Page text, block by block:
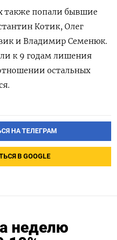
также попали бывшие
Котик, Олег
и Владимир Семенюк.
к 9 годам лишения
остальных
НА ТЕЛЕГРАМ
В GOOGLE
неделю